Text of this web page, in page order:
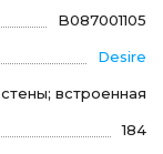
B087001105
Desire
встроенная
184